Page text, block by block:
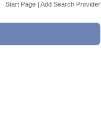
Start Page | Add Search Provider